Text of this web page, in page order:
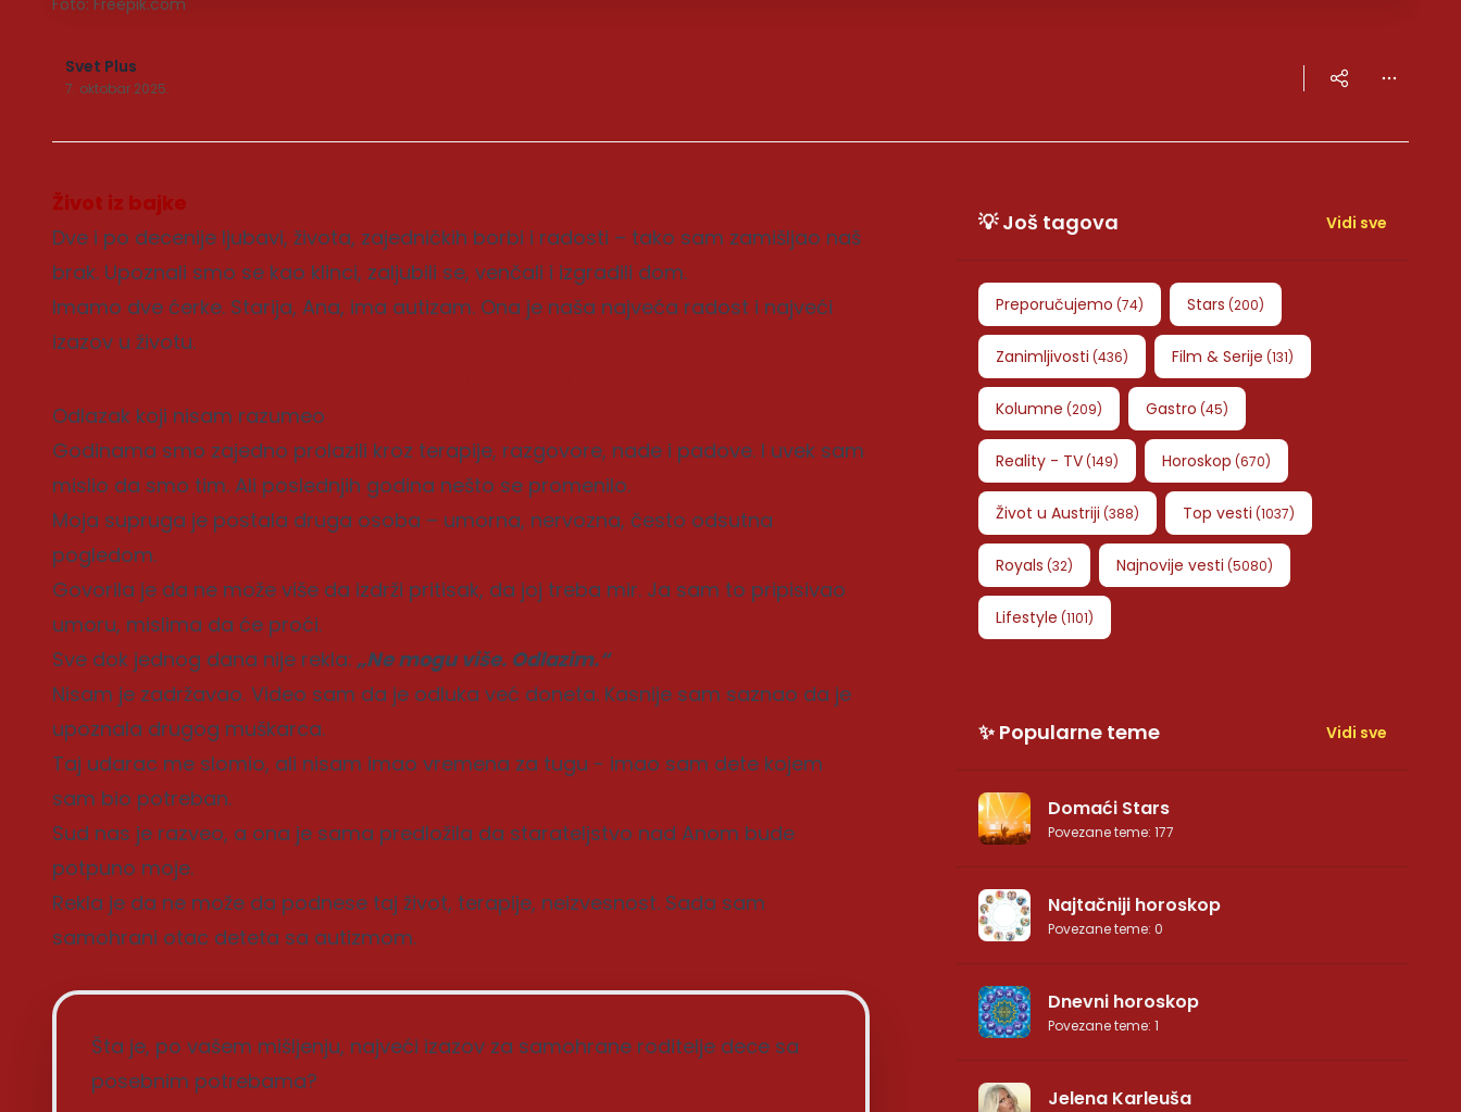
Foto: Freepik.com
Svet Plus
7. oktobar 2025.
Život iz bajke
Dve i po decenije ljubavi, života, zajedničkih borbi i radosti – tako sam zamišljao naš
brak. Upoznali smo se kao klinci, zaljubili se, venčali i izgradili dom.
Imamo dve ćerke. Starija, Ana, ima autizam. Ona je naša najveća radost i najveći
izazov u životu.
Odlazak koji nisam razumeo
Godinama smo zajedno prolazili kroz terapije, razgovore, nade i padove. I uvek sam
mislio da smo tim. Ali poslednjih godina nešto se promenilo.
Moja supruga je postala druga osoba – umorna, nervozna, često odsutna
pogledom.
Govorila je da ne može više da izdrži pritisak, da joj treba mir. Ja sam to pripisivao
umoru, mislima da će proći.
Sve dok jednog dana nije rekla: „Ne mogu više. Odlazim.“
Nisam je zadržavao. Video sam da je odluka već doneta. Kasnije sam saznao da je
upoznala drugog muškarca.
Taj udarac me slomio, ali nisam imao vremena za tugu - imao sam dete kojem
sam bio potreban.
Sud nas je razveo, a ona je sama predložila da starateljstvo nad Anom bude
potpuno moje.
Rekla je da ne može da podnese taj život, terapije, neizvesnost. Sada sam
samohrani otac deteta sa autizmom.
Šta je, po vašem mišljenju, najveći izazov za samohrane roditelje dece sa
posebnim potrebama?
💡 Još tagova Vidi sve
Preporučujemo (74) Stars (200)
Zanimljivosti (436) Film & Serije (131)
Kolumne (209) Gastro (45)
Reality - TV(149) Horoskop (670)
Život u Austriji (388) Top vesti (1037)
Royals (32) Najnovije vesti (5080)
Lifestyle (1101)
✨ Popularne teme Vidi sve
Domaći Stars
Povezane teme: 177
Najtačniji horoskop
Povezane teme: 0
Dnevni horoskop
Povezane teme: 1
Jelena Karleuša